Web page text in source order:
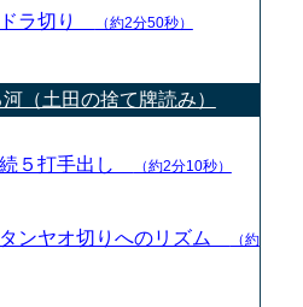
ドラ切り （約2分50秒）
（土田の捨て牌読み）
続５打手出し （約2分10秒）
ンヤオ切りへのリズム
（約